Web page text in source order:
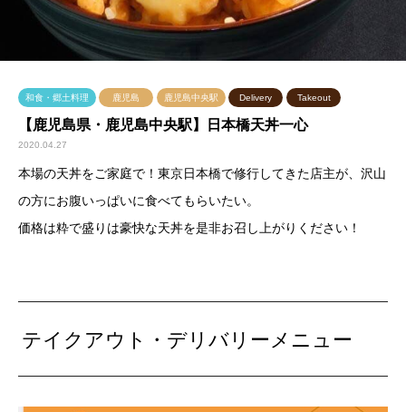
和食・郷土料理 鹿児島 鹿児島中央駅 Delivery Takeout
【鹿児島県・鹿児島中央駅】日本橋天丼一心
2020.04.27
本場の天丼をご家庭で！東京日本橋で修行してきた店主が、沢山
の方にお腹いっぱいに食べてもらいたい。
価格は粋で盛りは豪快な天丼を是非お召し上がりください！
テイクアウト・デリバリーメニュー